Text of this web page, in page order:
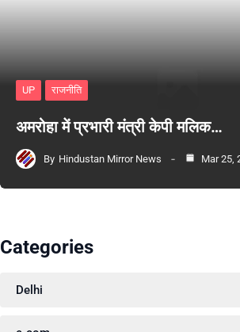
UP राजनीति
अमरोहा में प्रभारी मंत्री केपी मलिक…
By Hindustan Mirror News Mar 25,
Categories
Delhi